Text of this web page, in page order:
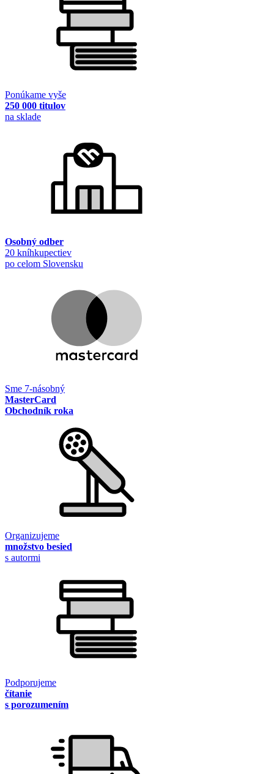
Ponúkame vyše
250 000 titulov
na sklade
Osobný odber
20 kníhkupectiev
po celom Slovensku
Sme 7-násobný
MasterCard
Obchodník roka
Organizujeme
množstvo besied
s autormi
Podporujeme
čítanie
s porozumením